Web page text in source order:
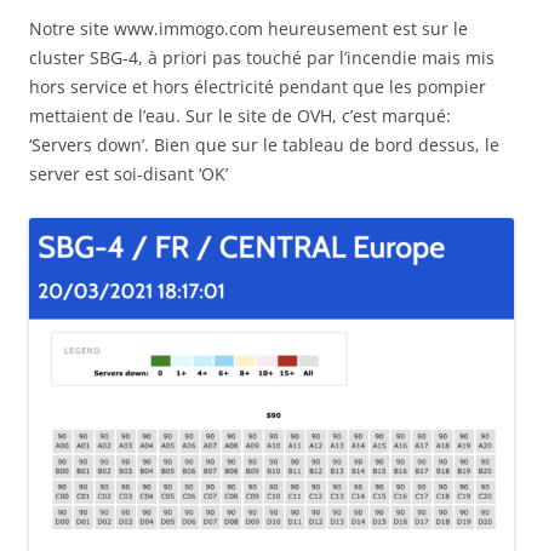
Notre site www.immogo.com heureusement est sur le
cluster SBG-4, à priori pas touché par l’incendie mais mis
hors service et hors électricité pendant que les pompier
mettaient de l’eau. Sur le site de OVH, c’est marqué:
‘Servers down’. Bien que sur le tableau de bord dessus, le
server est soi-disant ‘OK’